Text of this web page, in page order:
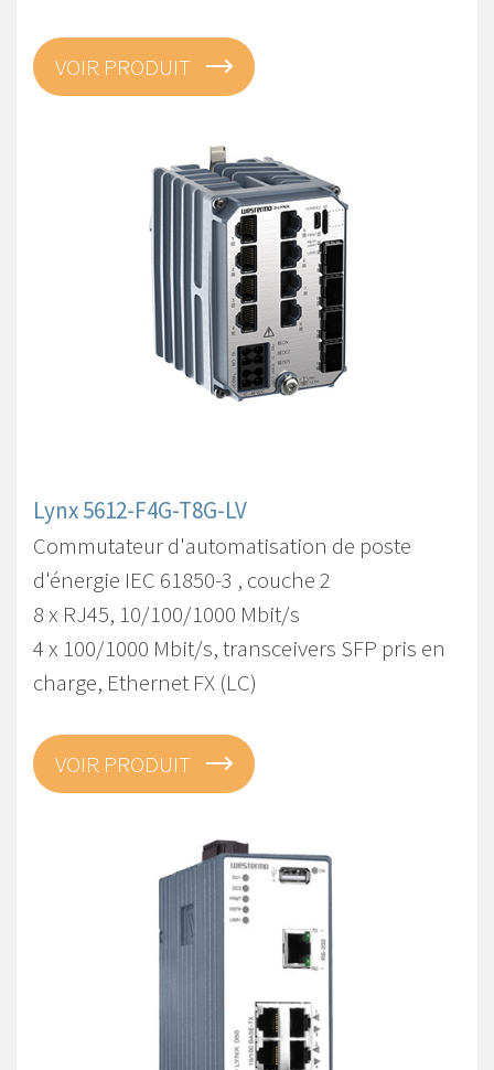
VOIR PRODUIT
Lynx 5612-F4G-T8G-LV
Commutateur d'automatisation de poste
d'énergie IEC 61850-3 , couche 2
8 x RJ45, 10/100/1000 Mbit/s
4 x 100/1000 Mbit/s, transceivers SFP pris en
charge, Ethernet FX (LC)
VOIR PRODUIT